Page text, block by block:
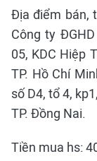
Địa điểm bán,
Công ty
05, KDC Hiệp
TP. Hồ Chí
số D4, tổ 4,
TP. Đồng Nai.
Tiền mua hs: